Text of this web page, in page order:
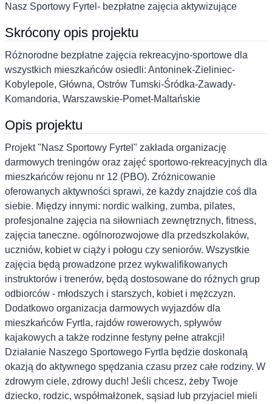
Nasz Sportowy Fyrtel- bezpłatne zajęcia aktywizujące
Skrócony opis projektu
Różnorodne bezpłatne zajęcia rekreacyjno-sportowe dla
wszystkich mieszkańców osiedli: Antoninek-Zieliniec-
Kobylepole, Główna, Ostrów Tumski-Śródka-Zawady-
Komandoria, Warszawskie-Pomet-Maltańskie
Opis projektu
Projekt "Nasz Sportowy Fyrtel" zakłada organizację
darmowych treningów oraz zajęć sportowo-rekreacyjnych dla
mieszkańców rejonu nr 12 (PBO). Zróżnicowanie
oferowanych aktywności sprawi, że każdy znajdzie coś dla
siebie. Między innymi: nordic walking, zumba, pilates,
profesjonalne zajęcia na siłowniach zewnętrznych, fitness,
zajęcia taneczne. ogólnorozwojowe dla przedszkolaków,
uczniów, kobiet w ciąży i połogu czy seniorów. Wszystkie
zajęcia będą prowadzone przez wykwalifikowanych
instruktorów i trenerów, będą dostosowane do różnych grup
odbiorców - młodszych i starszych, kobiet i mężczyzn.
Dodatkowo organizacja darmowych wyjazdów dla
mieszkańców Fyrtla, rajdów rowerowych, spływów
kajakowych a także rodzinne festyny pełne atrakcji!
Działanie Naszego Sportowego Fyrtla będzie doskonałą
okazją do aktywnego spędzania czasu przez całe rodziny. W
zdrowym ciele, zdrowy duch! Jeśli chcesz, żeby Twoje
dziecko, rodzic, współmałżonek, sąsiad lub przyjaciel mieli